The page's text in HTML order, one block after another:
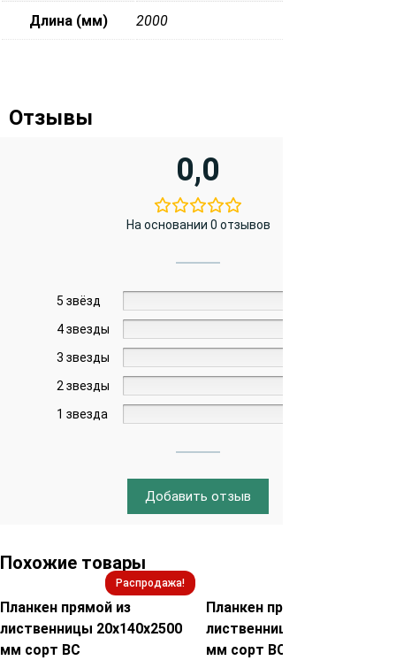
Длина (мм) 2000
Отзывы
0,0
На основании 0 отзывов
5 звёзд
4 звезды
3 звезды
2 звезды
1 звезда
Добавить отзыв
Похожие товары
Распродажа!
Планкен прямой из
лиственницы 20х140х2500
мм сорт ВС
Планкен прямой из
лиственницы 20х120х2500
мм сорт ВС